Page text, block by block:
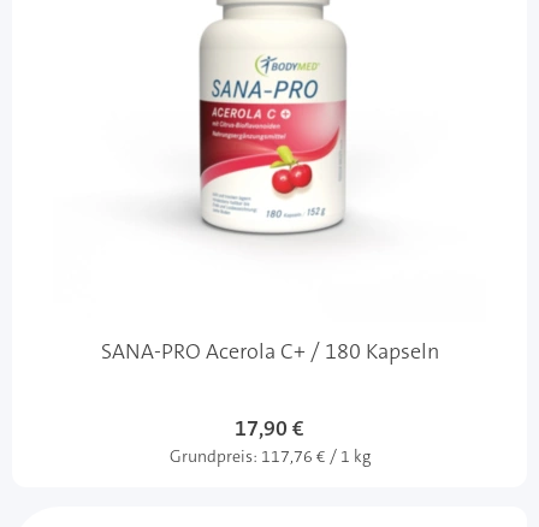
SANA-PRO Acerola C+ / 180 Kapseln
17,90 €
Grundpreis: 117,76 € / 1 kg